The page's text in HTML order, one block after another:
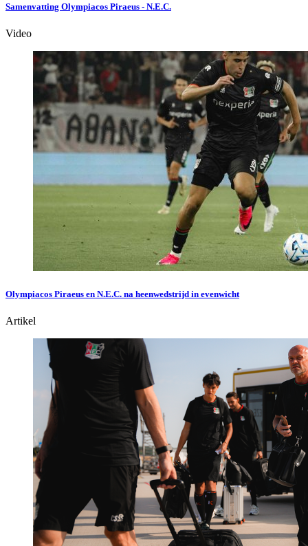
Samenvatting Olympiacos Piraeus - N.E.C.
Video
Olympiacos Piraeus en N.E.C. na heenwedstrijd in evenwicht
Artikel